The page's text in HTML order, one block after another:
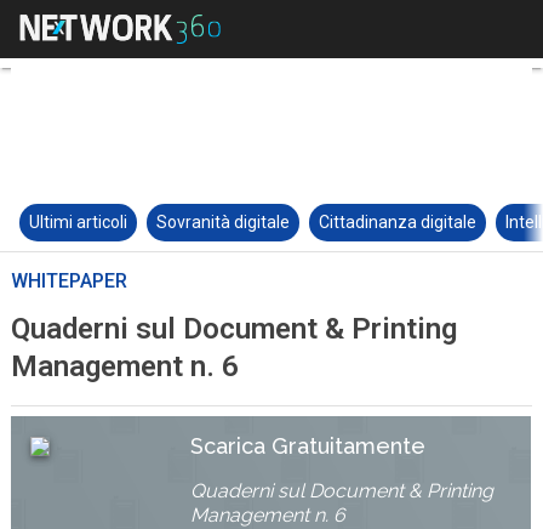
Ultimi articoli Sovranità digitale Cittadinanza digitale
WHITEPAPER
Quaderni sul Document & Printing
Management n. 6
Scarica Gratuitamente
Quaderni sul Document & Printing
Management n. 6